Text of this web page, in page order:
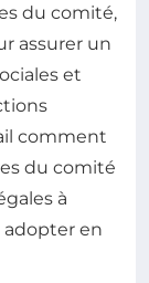
du comité,
assurer un
et
comment
du comité
à
adopter en